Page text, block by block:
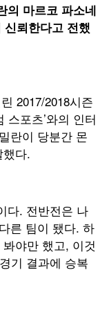
의 마르코 파소네
뢰한다고 전했
2017/2018시즌
스포츠’와의 인터
란이 당분간 몬
다.
다. 전반전은 나
른 팀이 됐다. 하
야만 했고, 이것
기 결과에 승복